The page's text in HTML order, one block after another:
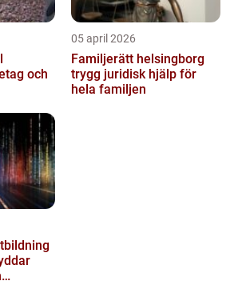
och
05 april 2026
Familjerätt helsingborg
trygg juridisk hjälp för
hela familjen